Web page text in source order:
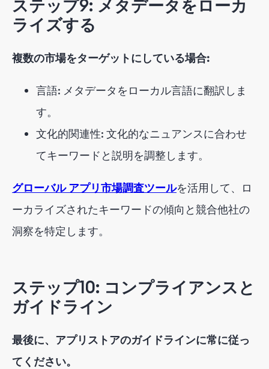
ステップ9: メタデータをローカ
ライズする
複数の市場をターゲットにしている場合:
言語: メタデータをローカル言語に翻訳しま
す。
文化的関連性: 文化的なニュアンスに合わせ
てキーワードと説明を調整します。
グローバル アプリ市場調査ツールを活用して、ロ
ーカライズされたキーワードの傾向と競合他社の
洞察を特定します。
ステップ10: コンプライアンスと
ガイドライン
最後に、アプリストアのガイドラインに常に従っ
てください。